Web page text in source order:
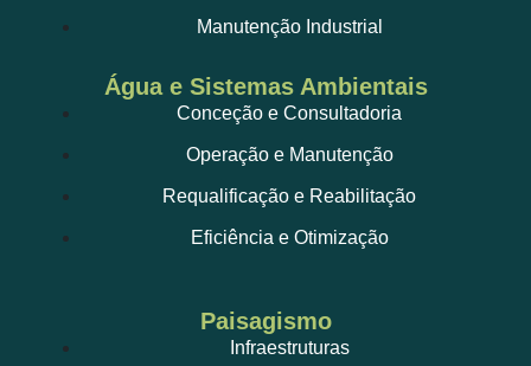
Manutenção Industrial
Água e Sistemas Ambientais
Conceção e Consultadoria
Operação e Manutenção
Requalificação e Reabilitação
Eficiência e Otimização
Paisagismo
Infraestruturas